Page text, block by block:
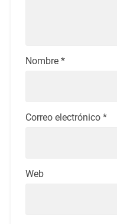
Nombre *
Correo electrónico *
Web